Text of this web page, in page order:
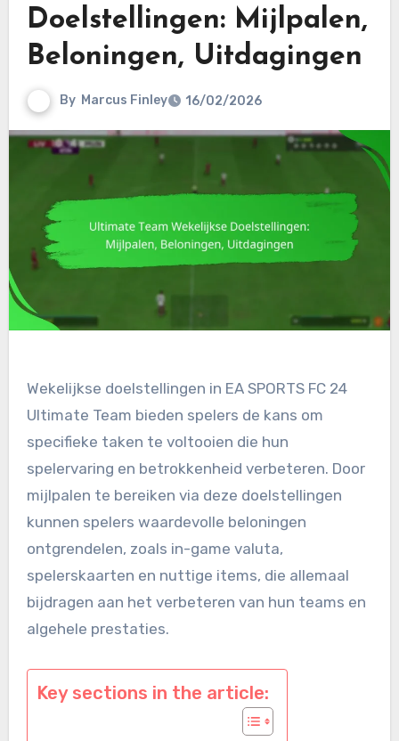
Doelstellingen: Mijlpalen,
Beloningen, Uitdagingen
By Marcus Finley 16/02/2026
Wekelijkse doelstellingen in EA SPORTS FC 24
Ultimate Team bieden spelers de kans om
specifieke taken te voltooien die hun
spelervaring en betrokkenheid verbeteren. Door
mijlpalen te bereiken via deze doelstellingen
kunnen spelers waardevolle beloningen
ontgrendelen, zoals in-game valuta,
spelerskaarten en nuttige items, die allemaal
bijdragen aan het verbeteren van hun teams en
algehele prestaties.
Key sections in the article: